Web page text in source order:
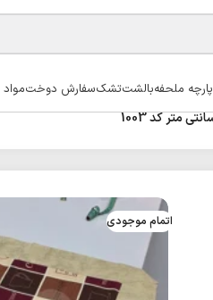
پارچه ملحفهبالشتتشکسفارش دوختمواد
اتمام موجودی